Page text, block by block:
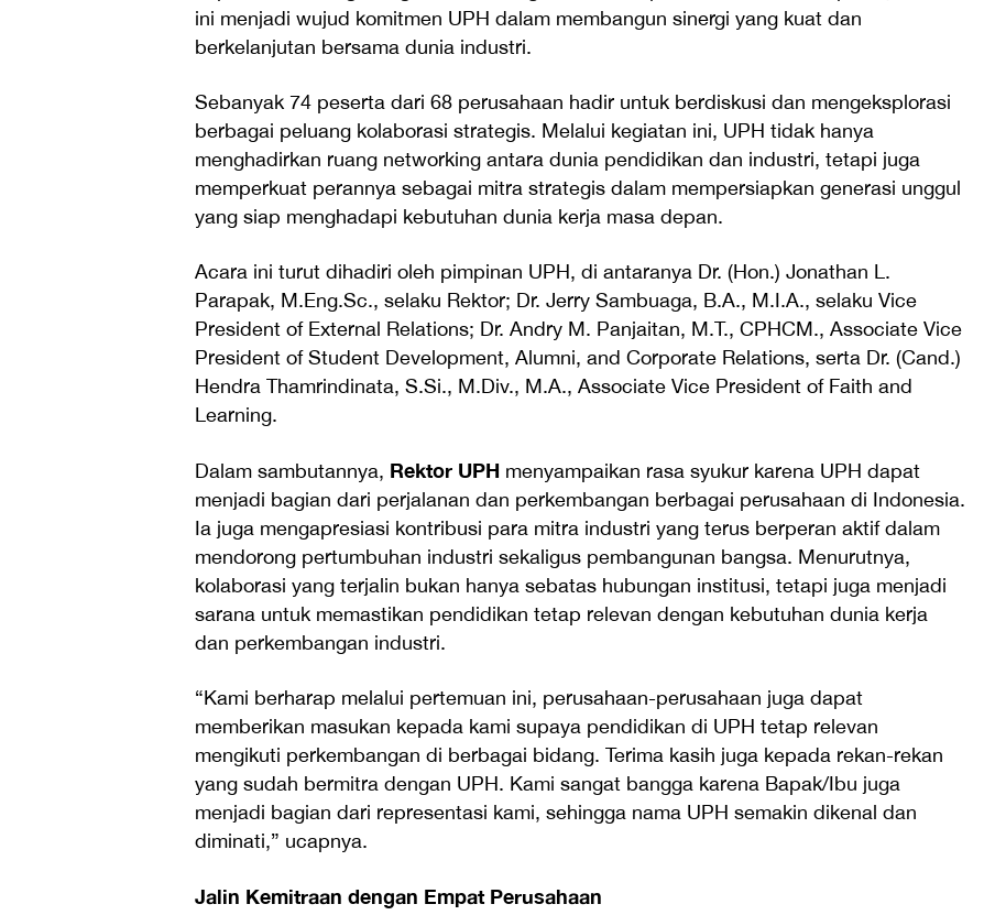
ini menjadi wujud komitmen UPH dalam membangun sinergi yang kuat dan
berkelanjutan bersama dunia industri.
Sebanyak 74 peserta dari 68 perusahaan hadir untuk berdiskusi dan mengeksplorasi
berbagai peluang kolaborasi strategis. Melalui kegiatan ini, UPH tidak hanya
menghadirkan ruang networking antara dunia pendidikan dan industri, tetapi juga
memperkuat perannya sebagai mitra strategis dalam mempersiapkan generasi unggul
yang siap menghadapi kebutuhan dunia kerja masa depan.
Acara ini turut dihadiri oleh pimpinan UPH, di antaranya Dr. (Hon.) Jonathan L.
Parapak, M.Eng.Sc., selaku Rektor; Dr. Jerry Sambuaga, B.A., M.I.A., selaku Vice
President of External Relations; Dr. Andry M. Panjaitan, M.T., CPHCM., Associate Vice
President of Student Development, Alumni, and Corporate Relations, serta Dr. (Cand.)
Hendra Thamrindinata, S.Si., M.Div., M.A., Associate Vice President of Faith and
Learning.
Dalam sambutannya, Rektor UPH menyampaikan rasa syukur karena UPH dapat
menjadi bagian dari perjalanan dan perkembangan berbagai perusahaan di Indonesia.
Ia juga mengapresiasi kontribusi para mitra industri yang terus berperan aktif dalam
mendorong pertumbuhan industri sekaligus pembangunan bangsa. Menurutnya,
kolaborasi yang terjalin bukan hanya sebatas hubungan institusi, tetapi juga menjadi
sarana untuk memastikan pendidikan tetap relevan dengan kebutuhan dunia kerja
dan perkembangan industri.
“Kami berharap melalui pertemuan ini, perusahaan-perusahaan juga dapat
memberikan masukan kepada kami supaya pendidikan di UPH tetap relevan
mengikuti perkembangan di berbagai bidang. Terima kasih juga kepada rekan-rekan
yang sudah bermitra dengan UPH. Kami sangat bangga karena Bapak/Ibu juga
menjadi bagian dari representasi kami, sehingga nama UPH semakin dikenal dan
diminati,” ucapnya.
Jalin Kemitraan dengan Empat Perusahaan